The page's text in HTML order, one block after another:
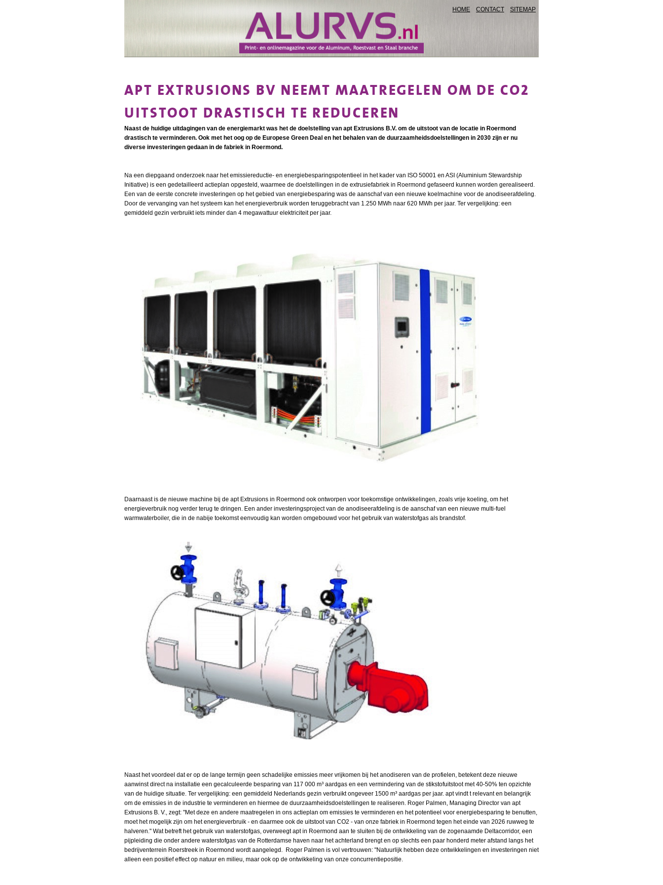
HOME CONTACT SITEMAP
APT EXTRUSIONS BV NEEMT MAATREGELEN OM DE CO2
UITSTOOT DRASTISCH TE REDUCEREN
Naast de huidige uitdagingen van de energiemarkt was het de doelstelling van apt Extrusions B.V. om de uitstoot van de locatie in Roermond
drastisch te verminderen. Ook met het oog op de Europese Green Deal en het behalen van de duurzaamheidsdoelstellingen in 2030 zijn er nu
diverse investeringen gedaan in de fabriek in Roermond.
Na een diepgaand onderzoek naar het emissiereductie- en energiebesparingspotentieel in het kader van ISO 50001 en ASI (Aluminium Stewardship
Initiative) is een gedetailleerd actieplan opgesteld, waarmee de doelstellingen in de extrusiefabriek in Roermond gefaseerd kunnen worden gerealiseerd.
Een van de eerste concrete investeringen op het gebied van energiebesparing was de aanschaf van een nieuwe koelmachine voor de anodiseerafdeling.
Door de vervanging van het systeem kan het energieverbruik worden teruggebracht van 1.250 MWh naar 620 MWh per jaar. Ter vergelijking: een
gemiddeld gezin verbruikt iets minder dan 4 megawattuur elektriciteit per jaar.
Daarnaast is de nieuwe machine bij de apt Extrusions in Roermond ook ontworpen voor toekomstige ontwikkelingen, zoals vrije koeling, om het
energieverbruik nog verder terug te dringen. Een ander investeringsproject van de anodiseerafdeling is de aanschaf van een nieuwe multi-fuel
warmwaterboiler, die in de nabije toekomst eenvoudig kan worden omgebouwd voor het gebruik van waterstofgas als brandstof.
Naast het voordeel dat er op de lange termijn geen schadelijke emissies meer vrijkomen bij het anodiseren van de profielen, betekent deze nieuwe
aanwinst direct na installatie een gecalculeerde besparing van 117 000 m³ aardgas en een vermindering van de stikstofuitstoot met 40-50% ten opzichte
van de huidige situatie. Ter vergelijking: een gemiddeld Nederlands gezin verbruikt ongeveer 1500 m³ aardgas per jaar. apt vindt t relevant en belangrijk
om de emissies in de industrie te verminderen en hiermee de duurzaamheidsdoelstellingen te realiseren. Roger Palmen, Managing Director van apt
Extrusions B. V., zegt: "Met deze en andere maatregelen in ons actieplan om emissies te verminderen en het potentieel voor energiebesparing te benutten,
moet het mogelijk zijn om het energieverbruik - en daarmee ook de uitstoot van CO2 - van onze fabriek in Roermond tegen het einde van 2026 ruwweg te
halveren." Wat betreft het gebruik van waterstofgas, overweegt apt in Roermond aan te sluiten bij de ontwikkeling van de zogenaamde Deltacorridor, een
pijpleiding die onder andere waterstofgas van de Rotterdamse haven naar het achterland brengt en op slechts een paar honderd meter afstand langs het
bedrijventerrein Roerstreek in Roermond wordt aangelegd. Roger Palmen is vol vertrouwen: "Natuurlijk hebben deze ontwikkelingen en investeringen niet
alleen een positief effect op natuur en milieu, maar ook op de ontwikkeling van onze concurrentiepositie.